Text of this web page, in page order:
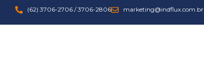
(62) 3706-2706 / 3706-2806 marketing@indflux.com.br